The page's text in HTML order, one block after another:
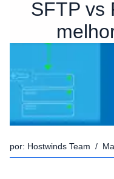
SFTP vs
por: Hostwinds Team /